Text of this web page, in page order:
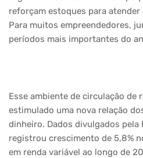
reforçam estoques para atender
Para muitos empreendedores,
períodos mais importantes do
Esse ambiente de circulação de
estimulado uma nova relação
dinheiro. Dados divulgados pela
registrou crescimento de 5,8%
em renda variável ao longo de